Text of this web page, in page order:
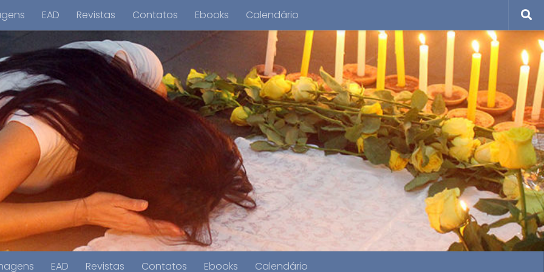
EAD Revistas Contatos Ebooks Calendário
EAD Revistas Contatos Ebooks Calendário